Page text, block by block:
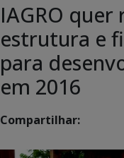
IAGRO
estrutura e
para
em 2016
Compartilhar: